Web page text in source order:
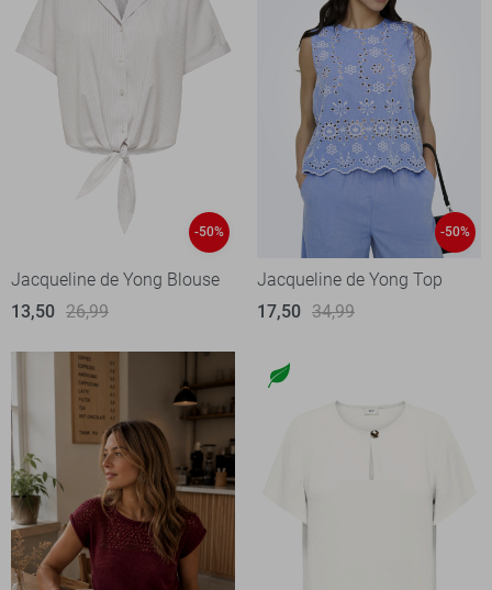
-50%
Jacqueline de Yong Blouse
13,50 26,99
-50%
Jacqueline de Yong Top
17,50 34,99